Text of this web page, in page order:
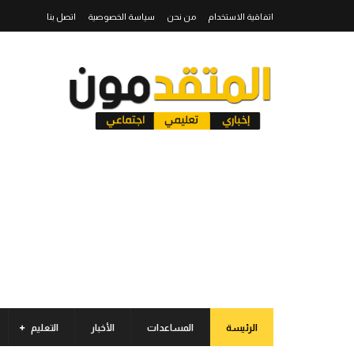
اتفاقية الاستخدام من نحن سياسة الخصوصية اتصل بنا
الرئيسة المساعدات الأخبار التعليم